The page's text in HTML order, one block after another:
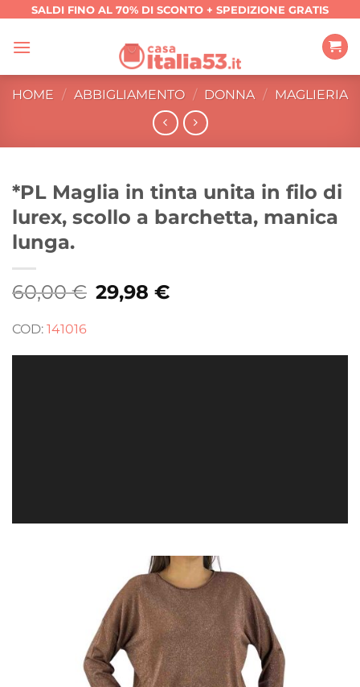
contenuti
SALDI FINO AL 70% DI SCONTO + SPEDIZIONE GRATIS
HOME / ABBIGLIAMENTO / DONNA / MAGLIERIA
*PL Maglia in tinta unita in filo di
lurex, scollo a barchetta, manica
lunga.
60,00€ Il
prezzo
29,98€Il
prezzo
COD: 141016